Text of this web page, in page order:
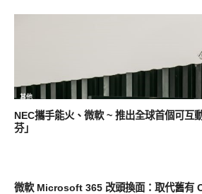
其他
NEC攜手能火、微軟 ~ 推出全球首個可互
芬」
微軟 Microsoft 365 改頭換面：取代舊有